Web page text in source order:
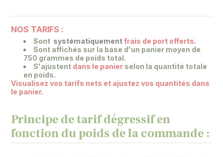
NOS TARIFS :
Sont systématiquementfrais de port offerts.
Sont affichés sur la base d'un panier moyen de
750 grammes de poids total.
S'ajustent dans le panier selon la quantité totale
en poids.
Visualisez vos tarifs nets et ajustez vos quantités dans
le panier.
Principe de tarif dégressif en
fonction du poids de la commande :